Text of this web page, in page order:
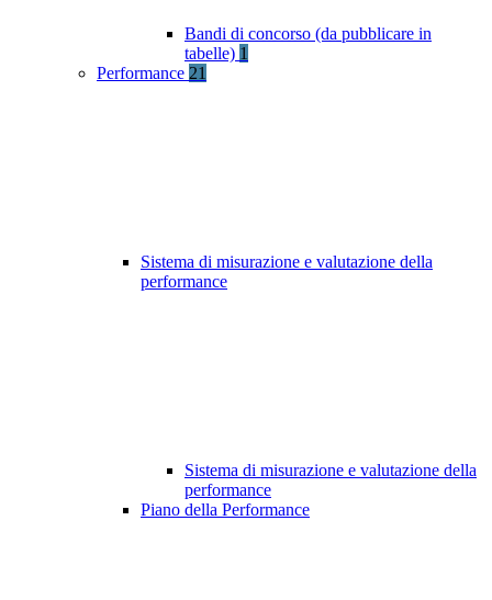
Bandi di concorso (da pubblicare in
tabelle) 1
Performance 21
Sistema di misurazione e valutazione della
performance
Sistema di misurazione e valutazione della
performance
Piano della Performance